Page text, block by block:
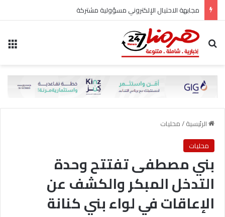
مجابهة الاحتيال الإلكتروني مسؤولية مشتركة
بحث عن
الرئيسية/محليات
محليات
بني مصطفى تفتتح وحدة
التدخل المبكر والكشف عن
الإعاقات في لواء بني كنانة